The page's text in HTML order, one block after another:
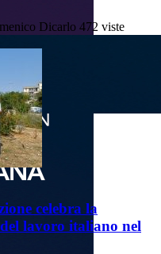
Dicarlo 472 viste
celebra la
lavoro italiano nel